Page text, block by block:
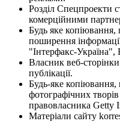
Розділ Спецпроекти
комерційними
Будь яке копіювання,
поширення
"Інтерфакс-Україна",
Власник веб-
публікації.
Будь-яке копіювання,
фотографічних творів
правовласника Getty
Матеріали сайту